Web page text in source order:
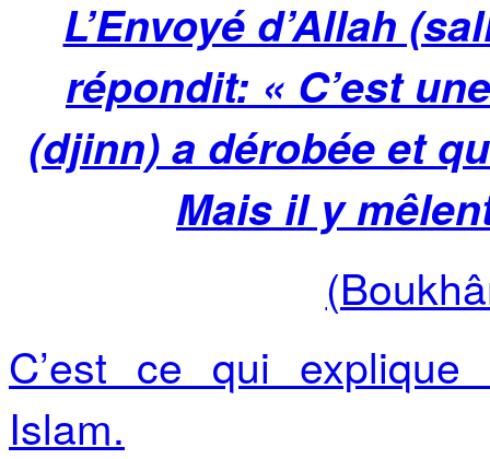
L’Envoyé d’Allah
répondit: « C’est
(djinn) a dérobée et
Mais il y
C’est ce qui
Islam.